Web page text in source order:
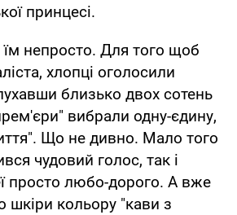
принцесі.
непросто. Для того щоб
хлопці оголосили
близько двох сотень
вибрали одну-єдину,
Що не дивно. Мало того
чудовий голос, так і
просто любо-дорого. А вже
шкіри кольору "кави з